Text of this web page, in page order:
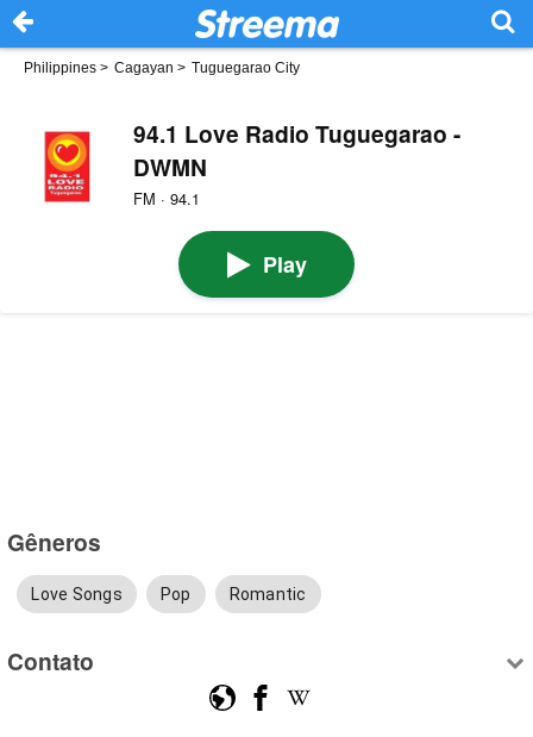
Philippines > Cagayan > Tuguegarao City
94.1 Love Radio Tuguegarao -
DWMN
FM · 94.1
Play
Gêneros
Love Songs Pop Romantic
Contato